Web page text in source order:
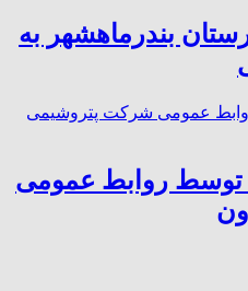
بندرماهشهر به
توسط روابط عمومی